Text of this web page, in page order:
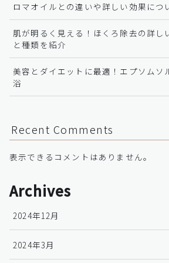
ロマオイルとの違いや詳しい効果につ
肌が明るく見える！ほくろ除去の詳し
と種類を紹介
美容とダイエットに最適！エプソムソ
浴
Recent Comments
表示できるコメントはありません。
Archives
2024年12月
2024年3月